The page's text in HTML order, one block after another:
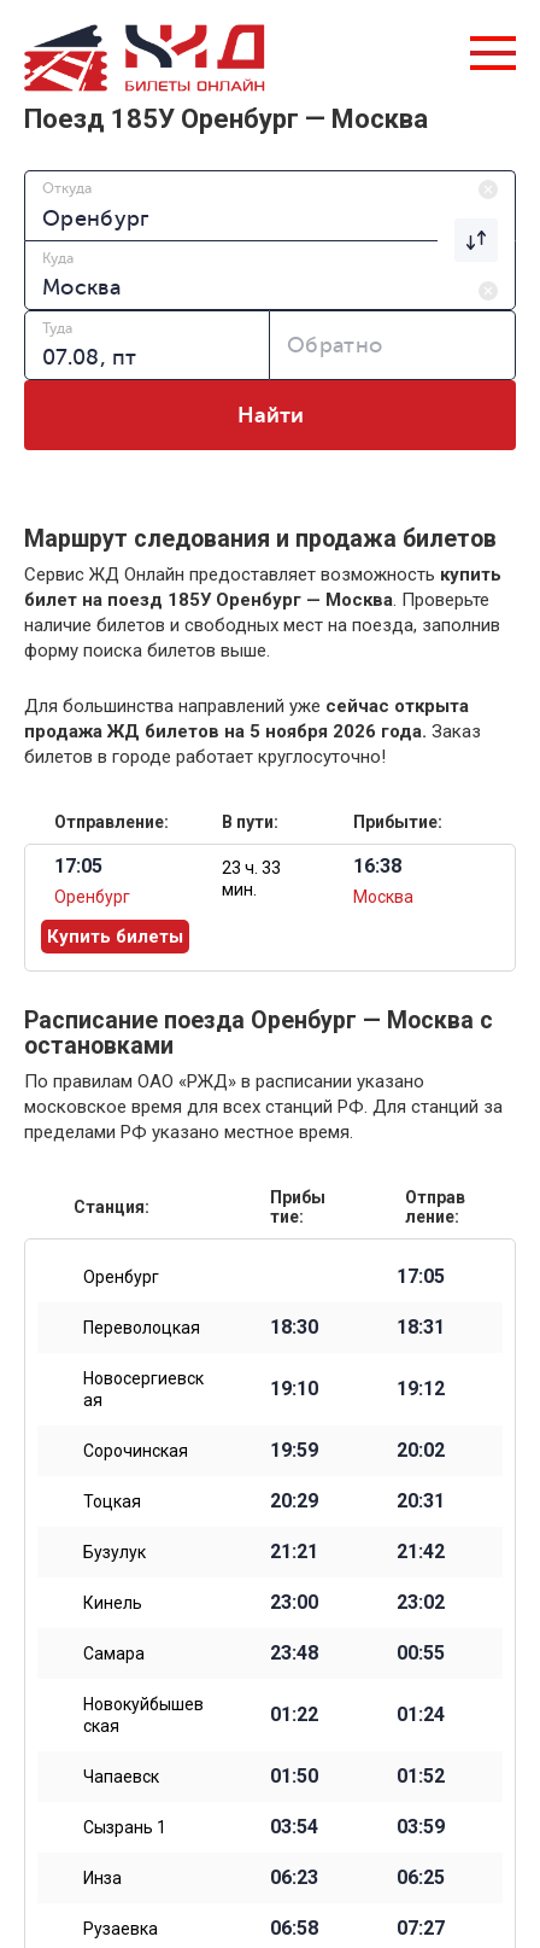
Поезд 185У Оренбург — Москва
Откуда
Куда
Туда
Обратно
Найти
Маршрут следования и продажа билетов
Сервис ЖД Онлайн предоставляет возможность купить
билет на поезд 185У Оренбург — Москва. Проверьте
наличие билетов и свободных мест на поезда, заполнив
форму поиска билетов выше.
Для большинства направлений уже сейчас открыта
продажа ЖД билетов на 5 ноября 2026 года. Заказ
билетов в городе работает круглосуточно!
Отправление: В пути: Прибытие:
17:05
Оренбург
23 ч. 33
мин.
16:38
Москва
Купить билеты
Расписание поезда Оренбург — Москва с
остановками
По правилам ОАО «РЖД» в расписании указано
московское время для всех станций РФ. Для станций за
пределами РФ указано местное время.
Станция:
Прибы
тие:
Отправ
ление:
Оренбург 17:05
Переволоцкая 18:30 18:31
Новосергиевск
ая
19:10 19:12
Сорочинская 19:59 20:02
Тоцкая 20:29 20:31
Бузулук 21:21 21:42
Кинель 23:00 23:02
Самара 23:48 00:55
Новокуйбышев
ская
01:22 01:24
Чапаевск 01:50 01:52
Сызрань 1 03:54 03:59
Инза 06:23 06:25
Рузаевка 06:58 07:27